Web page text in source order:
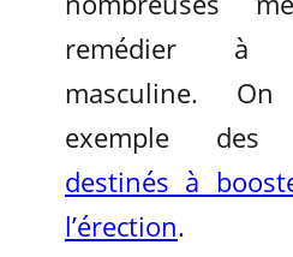
remédier à
masculine.
exemple des
destinés à
l’érection.